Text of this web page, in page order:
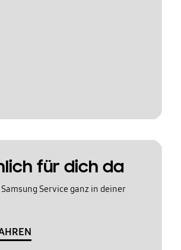
für dich da
Service ganz in deiner